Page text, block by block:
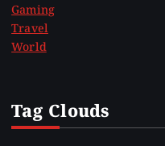
Gaming
Travel
World
Tag Clouds